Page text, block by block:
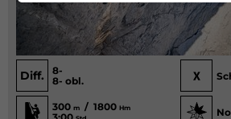
Diff.
8-
8- obl.
300 m / 1800 Hm